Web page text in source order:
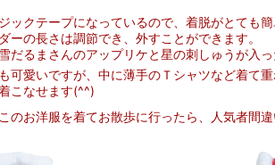
ックテープになっているので、着脱がとても
ーの長さは調節でき、外すことができます。
だるまさんのアップリケと星の刺しゅうが入
可愛いですが、中に薄手のＴシャツなど着て
こなせます(^^)
のお洋服を着てお散歩に行ったら、人気者間